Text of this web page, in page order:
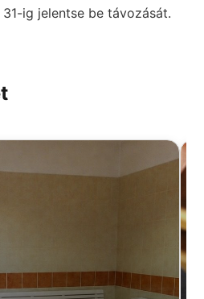
ig jelentse be távozását.